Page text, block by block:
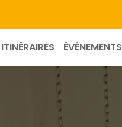
ÉVÉNEMENTS